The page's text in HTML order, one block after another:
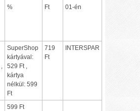
%
Ft
01-én
SuperShop
kártyával:
529 Ft ,
kártya
nélkül: 599
Ft
719
Ft
INTERSPAR
599 Ft